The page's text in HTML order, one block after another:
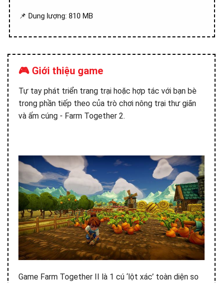
📌 Dung lượng: 810 MB
🎮 Giới thiệu game
Tự tay phát triển trang trại hoặc hợp tác với bạn bè
trong phần tiếp theo của trò chơi nông trại thư giãn
và ấm cúng - Farm Together 2.
Game Farm Together II là 1 cú ‘lột xác’ toàn diện so